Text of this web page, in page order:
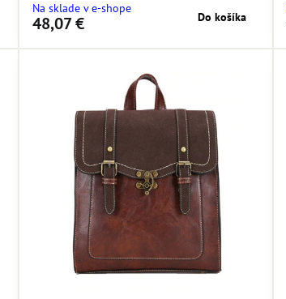
Na sklade v e-shope
48,07 € Do košíka